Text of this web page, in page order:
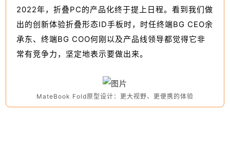
2022年，折叠PC的产品化终于提上日程。看到我们做
出的创新体验折叠形态ID手板时，时任终端BG CEO余
承东、终端BG COO何刚以及产品线领导都觉得它非
常有竞争力，坚定地表示要做出来。
MateBook Fold原型设计：更大视野、更便携的体验